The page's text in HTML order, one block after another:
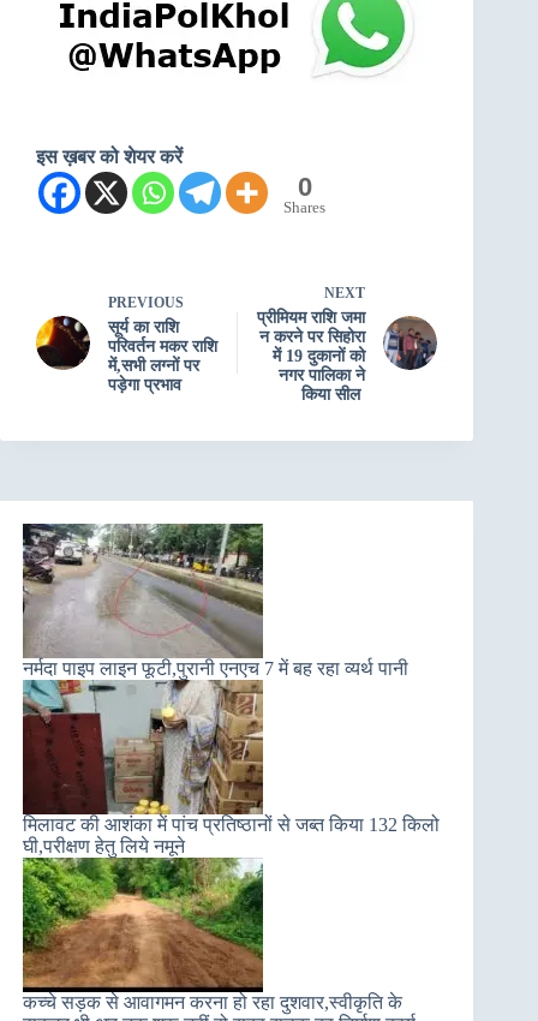
इस ख़बर को शेयर करें
0
Shares
PREVIOUS
सूर्य का राशि
परिवर्तन मकर राशि
में,सभी लग्नों पर
पड़ेगा प्रभाव
NEXT
प्रीमियम राशि जमा
न करने पर सिहोरा
में 19 दुकानों को
नगर पालिका ने
किया सील
नर्मदा पाइप लाइन फूटी,पुरानी एनएच 7 में बह रहा व्यर्थ पानी
मिलावट की आशंका में पांच प्रतिष्ठानों से जब्त किया 132 किलो
घी,परीक्षण हेतु लिये नमूने
कच्चे सड़क से आवागमन करना हो रहा दुशवार,स्वीकृति के